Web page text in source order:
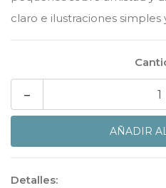
claro e ilustraciones simples
-
Detalles: